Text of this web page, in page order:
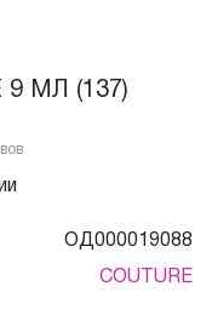
9 МЛ (137)
ОД000019088
COUTURE